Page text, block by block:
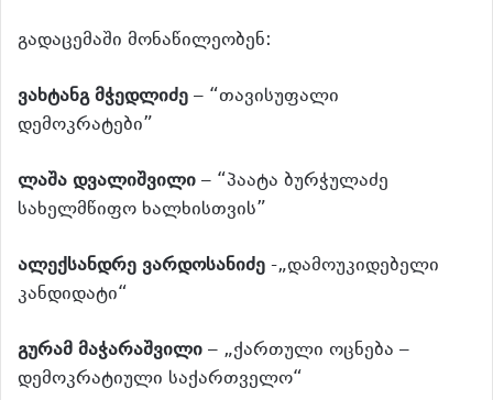
გადაცემაში მონაწილეობენ:
ვახტანგ მჭედლიძე– “თავისუფალი
დემოკრატები”
ლაშა დვალიშვილი– “პაატა ბურჭულაძე
სახელმწიფო ხალხისთვის”
ალექსანდრე ვარდოსანიძე-„დამოუკიდებელი
კანდიდატი“
გურამ მაჭარაშვილი– „ქართული ოცნება –
დემოკრატიული საქართველო“